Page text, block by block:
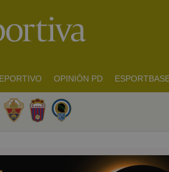
OPINIÓN PD